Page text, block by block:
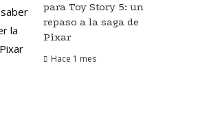
para Toy Story 5: un
repaso a la saga de
Pixar
Hace 1 mes